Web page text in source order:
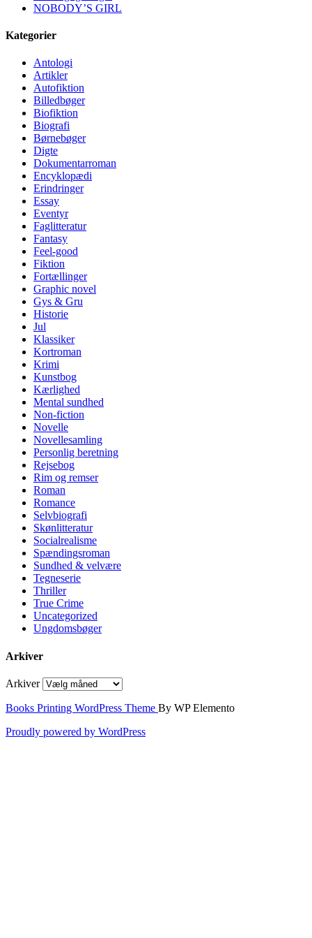
NOBODY’S GIRL
Kategorier
Antologi
Artikler
Autofiktion
Billedbøger
Biofiktion
Biografi
Børnebøger
Digte
Dokumentarroman
Encyklopædi
Erindringer
Essay
Eventyr
Faglitteratur
Fantasy
Feel-good
Fiktion
Fortællinger
Graphic novel
Gys & Gru
Historie
Jul
Klassiker
Kortroman
Krimi
Kunstbog
Kærlighed
Mental sundhed
Non-fiction
Novelle
Novellesamling
Personlig beretning
Rejsebog
Rim og remser
Roman
Romance
Selvbiografi
Skønlitteratur
Socialrealisme
Spændingsroman
Sundhed & velvære
Tegneserie
Thriller
True Crime
Uncategorized
Ungdomsbøger
Arkiver
Arkiver
Books Printing WordPress Theme By WP Elemento
Proudly powered by WordPress